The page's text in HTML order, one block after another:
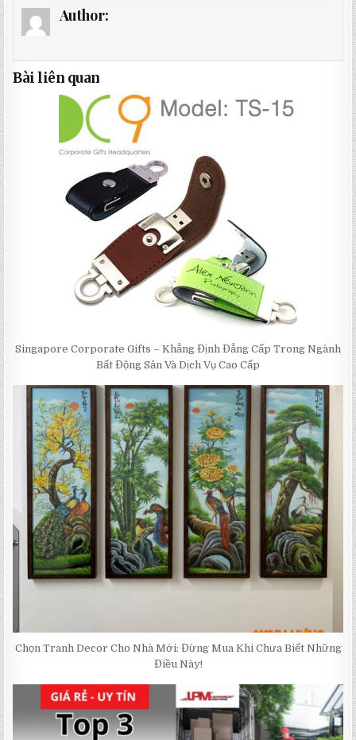
Author:
Bài liên quan
Singapore Corporate Gifts – Khẳng Định Đẳng Cấp Trong Ngành
Bất Động Sản Và Dịch Vụ Cao Cấp
Chọn Tranh Decor Cho Nhà Mới: Đừng Mua Khi Chưa Biết Những
Điều Này!